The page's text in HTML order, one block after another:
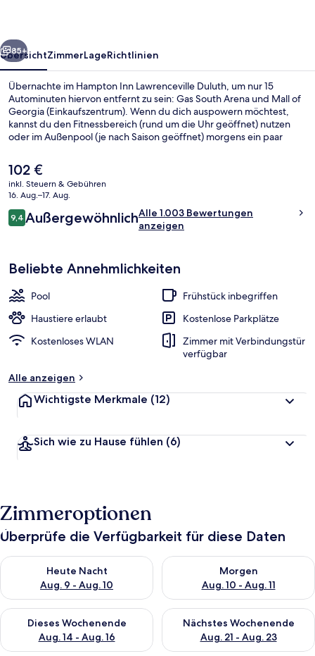
Weiter
85+
ÜbersichtZimmerLageRichtlinien
Übernachte im Hampton Inn Lawrenceville Duluth, um nur 15
Autominuten hiervon entfernt zu sein: Gas South Arena und Mall of
Georgia (Einkaufszentrum). Wenn du dich auspowern möchtest,
kannst du den Fitnessbereich (rund um die Uhr geöffnet) nutzen
oder im Außenpool (je nach Saison geöffnet) morgens ein paar
Terrasse freuen. Die Zimmer sind mit Kühlschränken und
Mikrowellen versehen. Das hilfsbereite Personal und das Frühstück
erhalten gute Bewertungen von anderen Reisenden.
Der
aktuelle
Preis
102 €.
102 €
inkl. Steuern & Gebühren
16. Aug.–17. Aug.
Bewertungen
9,49,4 von 10.
AußergewöhnlichAlle 1.003 Bewertungen
anzeigen
Beliebte Annehmlichkeiten
Pool
Frühstück inbegriffen
Haustiere erlaubt
Kostenlose Parkplätze
Kostenloses WLAN
Zimmer mit Verbindungstür
verfügbar
Alle anzeigen
Wichtigste Merkmale (12)
Sich wie zu Hause fühlen (6)
Zimmeroptionen
Überprüfe die Verfügbarkeit für diese Daten
Heute Nacht
Aug. 9 - Aug. 10
Überprüfe die Verfügbarkeit für heute Nacht, Aug. 9 - Aug.
Morgen
Aug. 10 - Aug. 11
Überprüfe die Verfügbarkeit
Dieses Wochenende
Aug. 14 - Aug. 16
Überprüfe die Verfügbarkeit für dieses Wochenende, Aug. 14
Nächstes Wochenende
Aug. 21 - Aug. 23
Überprüfe die Verfügbarkeit